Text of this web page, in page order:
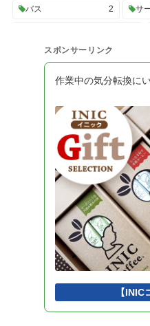
バス 2 サ
2 SQL
システム構成 2 高
データ利活用 2 会計・財務
データ構造 2 計算量 2
システム戦略 2 ビジネ
2 ソフトウェア
アルゴリズムとプログラミング
インタフェース 1 Python
スポンサーリンク
作業中の気分転換に
【INIC